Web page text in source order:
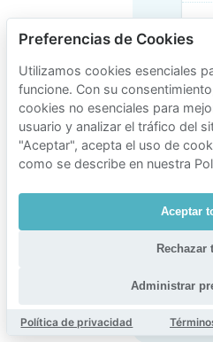
Preferencias de Cookies
Utilizamos cookies esenciales
funcione. Con su
cookies no esenciales para
usuario y analizar el tráfico del
"Aceptar", acepta el uso de
como se describe en nuestra
Aceptar
Rechazar
Administrar
Política de privacidad